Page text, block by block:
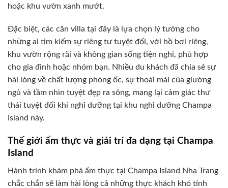
hoặc khu vườn xanh mướt.
Đặc biệt, các căn villa tại đây là lựa chọn lý tưởng cho
những ai tìm kiếm sự riêng tư tuyệt đối, với hồ bơi riêng,
khu vườn rộng rãi và không gian sống tiện nghi, phù hợp
cho gia đình hoặc nhóm bạn. Nhiều du khách đã chia sẻ sự
hài lòng về chất lượng phòng ốc, sự thoải mái của giường
ngủ và tầm nhìn tuyệt đẹp ra sông, mang lại cảm giác thư
thái tuyệt đối khi nghỉ dưỡng tại khu nghỉ dưỡng Champa
Island này.
Thế giới ẩm thực và giải trí đa dạng tại Champa
Island
Hành trình khám phá ẩm thực tại Champa Island Nha Trang
chắc chắn sẽ làm hài lòng cả những thực khách khó tính